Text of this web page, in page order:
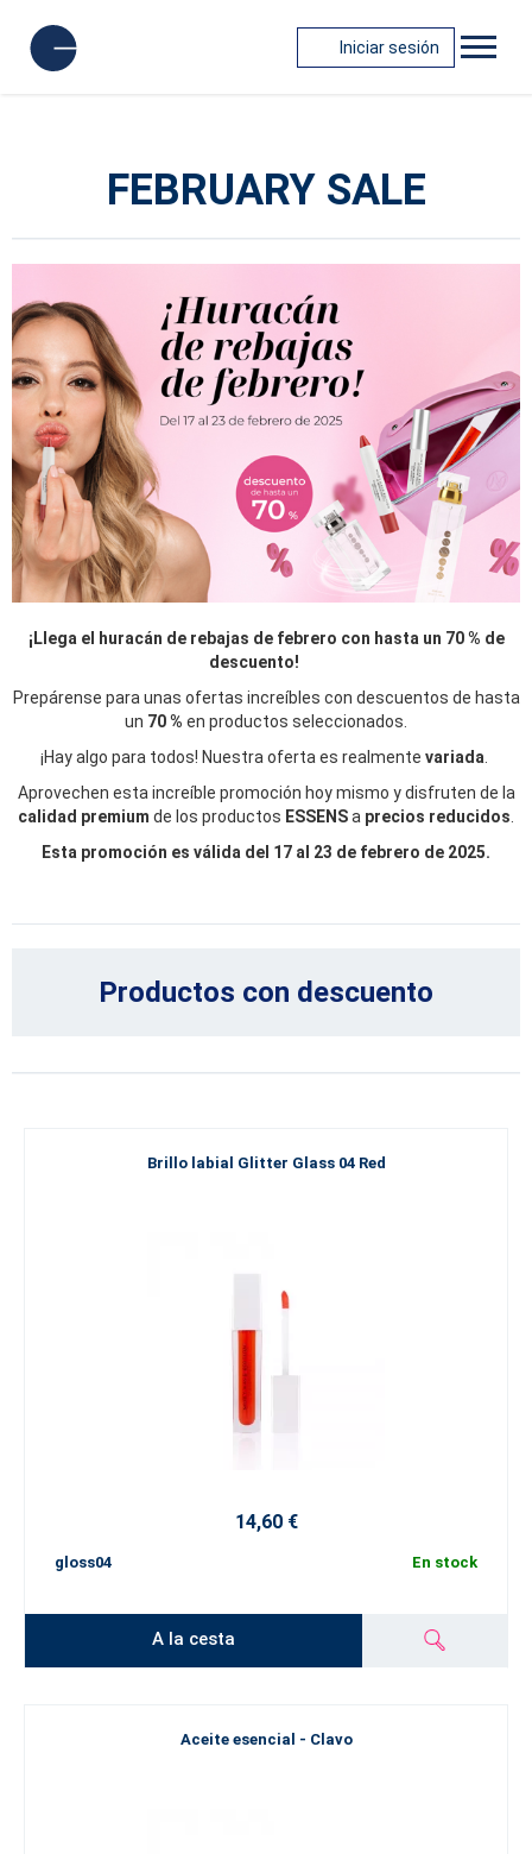
Iniciar sesión
FEBRUARY SALE
¡Llega el huracán de rebajas de febrero con hasta un 70 % de
descuento!
Prepárense para unas ofertas increíbles con descuentos de hasta
un 70 % en productos seleccionados.
¡Hay algo para todos! Nuestra oferta es realmente variada
Aprovechen esta increíble promoción hoy mismo y disfruten de la
calidad premium de los productos ESSENSa precios reducidos
Esta promoción es válida del 17 al 23 de febrero de 2025.
Productos con descuento
Brillo labial Glitter Glass 04 Red
14,60 €
gloss04 En stock
A la cesta
Aceite esencial - Clavo